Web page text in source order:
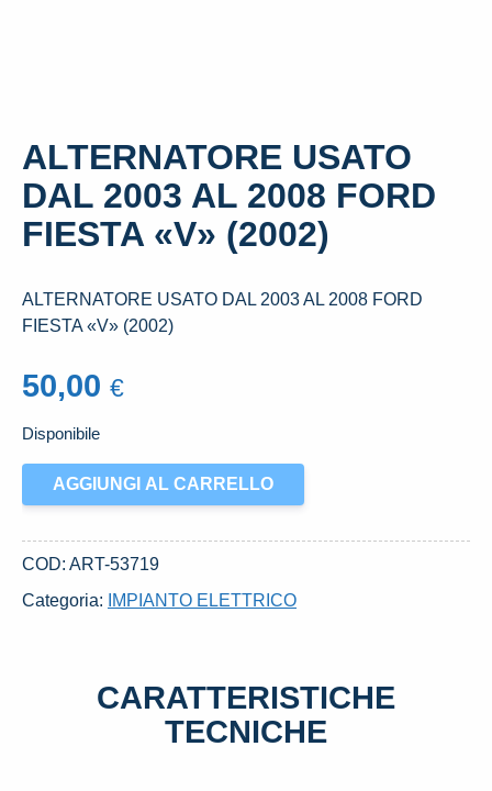
ALTERNATORE USATO
DAL 2003 AL 2008 FORD
FIESTA «V» (2002)
ALTERNATORE USATO DAL 2003 AL 2008 FORD
FIESTA «V» (2002)
50,00 €
Disponibile
ALTERNATORE
USATO
2003
AGGIUNGI AL CARRELLO
COD: ART-53719
Categoria:
IMPIANTO ELETTRICO
CARATTERISTICHE
TECNICHE